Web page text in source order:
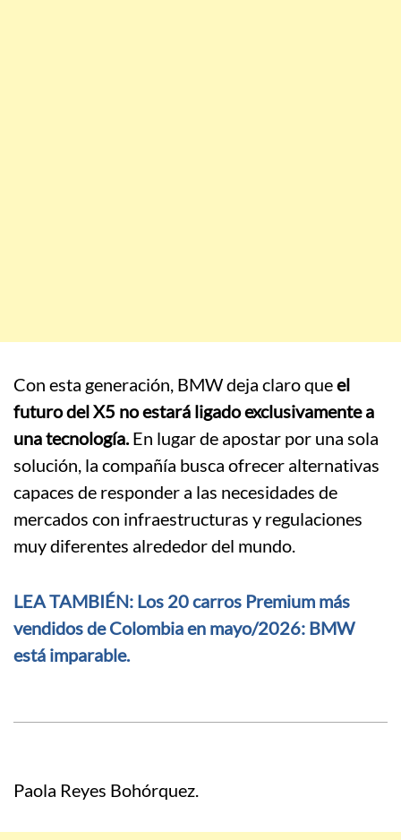
Con esta generación, BMW deja claro queel
futuro del X5 no estará ligado exclusivamente a
una tecnología.En lugar de apostar por una sola
solución, la compañía busca ofrecer alternativas
capaces de responder a las necesidades de
mercados con infraestructuras y regulaciones
muy diferentes alrededor del mundo.
LEA TAMBIÉN: Los 20 carros Premium más
vendidos de Colombia en mayo/2026: BMW
está imparable.
Paola Reyes Bohórquez.